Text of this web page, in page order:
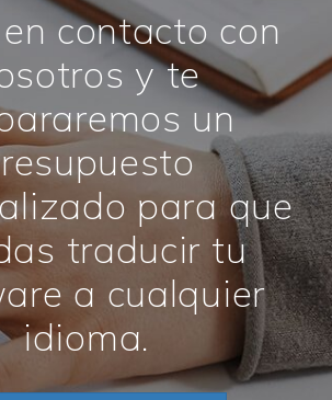
contacto con
y te
un
para que
traducir tu
a cualquier
idioma.